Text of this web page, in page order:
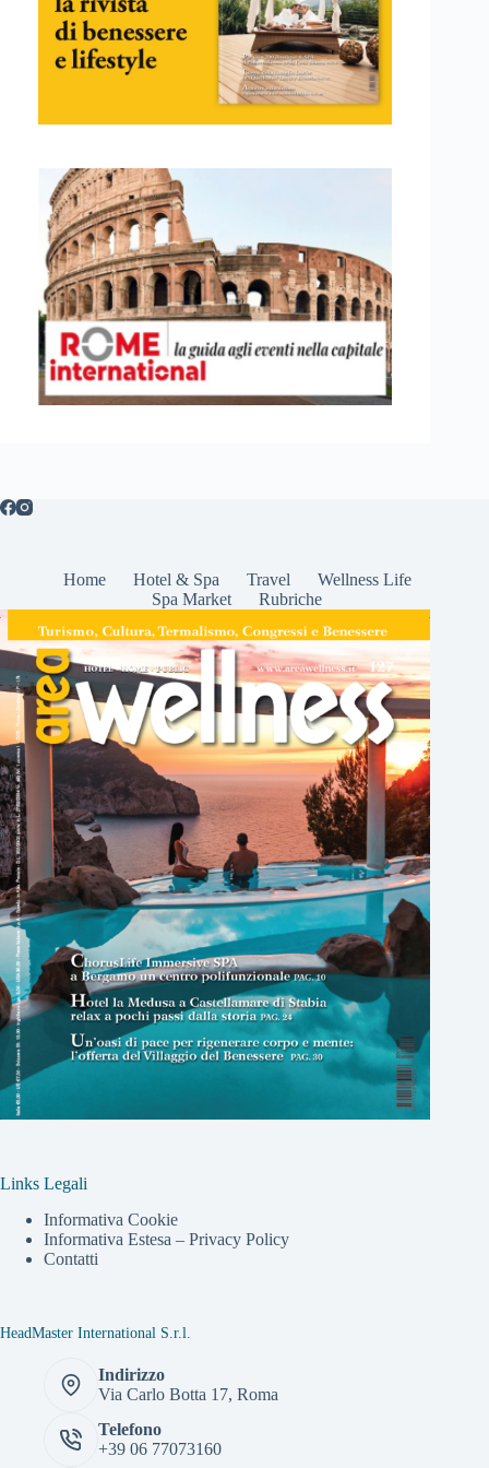
Home Hotel & Spa Travel
Wellness Life
Spa Market
Rubriche
Links Legali
Informativa Cookie
Informativa Estesa – Privacy Policy
Contatti
HeadMaster International S.r.l.
Indirizzo
Via Carlo Botta 17, Roma
Telefono
+39 06 77073160